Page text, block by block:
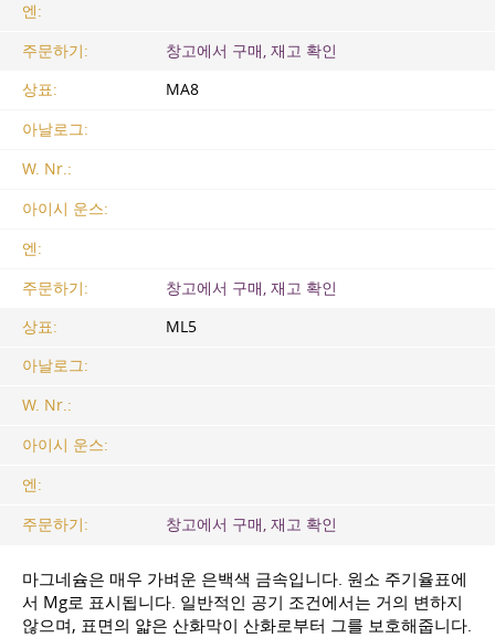
엔:
주문하기:
창고에서 구매, 재고 확인
상표:
МА8
아날로그:
W. Nr.:
아이시 운스:
엔:
주문하기:
창고에서 구매, 재고 확인
상표:
ML5
아날로그:
W. Nr.:
아이시 운스:
엔:
주문하기:
창고에서 구매, 재고 확인
마그네슘은 매우 가벼운 은백색 금속입니다. 원소 주기율표에
서 Mg로 표시됩니다. 일반적인 공기 조건에서는 거의 변하지
않으며, 표면의 얇은 산화막이 산화로부터 그를 보호해줍니다.